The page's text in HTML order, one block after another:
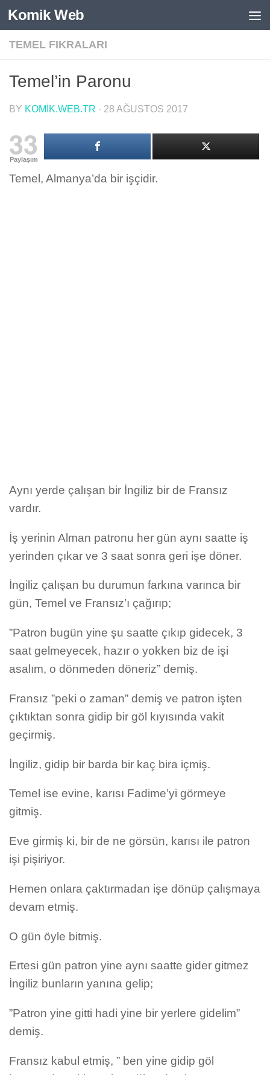
Skip to content
Komik Web
TEMEL FIKRALARI
Temel’in Paronu
BY KOMIK.WEB.TR · 28 AĞUSTOS 2017
33
Paylaşım
Temel, Almanya’da bir işçidir.
Aynı yerde çalışan bir İngiliz bir de Fransız
vardır.
İş yerinin Alman patronu her gün aynı saatte iş
yerinden çıkar ve 3 saat sonra geri işe döner.
İngiliz çalışan bu durumun farkına varınca bir
gün, Temel ve Fransız’ı çağırıp;
”Patron bugün yine şu saatte çıkıp gidecek, 3
saat gelmeyecek, hazır o yokken biz de işi
asalım, o dönmeden döneriz” demiş.
Fransız ”peki o zaman” demiş ve patron işten
çıktıktan sonra gidip bir göl kıyısında vakit
geçirmiş.
İngiliz, gidip bir barda bir kaç bira içmiş.
Temel ise evine, karısı Fadime’yi görmeye
gitmiş.
Eve girmiş ki, bir de ne görsün, karısı ile patron
işi pişiriyor.
Hemen onlara çaktırmadan işe dönüp çalışmaya
devam etmiş.
O gün öyle bitmiş.
Ertesi gün patron yine aynı saatte gider gitmez
İngiliz bunların yanına gelip;
”Patron yine gitti hadi yine bir yerlere gidelim”
demiş.
Fransız kabul etmiş, ” ben yine gidip göl